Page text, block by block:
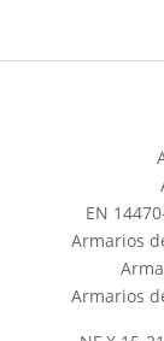
EN
Armarios
Armarios